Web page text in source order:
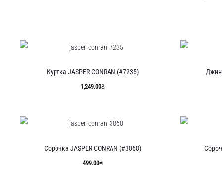
Куртка JASPER CONRAN (#7235)
1,249.00₴
Сорочка JASPER CONRAN (#3868)
499.00₴